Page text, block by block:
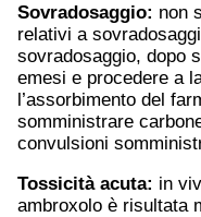
Sovradosaggio: non
relativi a
sovradosaggio, dopo
emesi e procedere a
l’assorbimento del
somministrare
convulsioni
Tossicità acuta: in
ambroxolo è risultata